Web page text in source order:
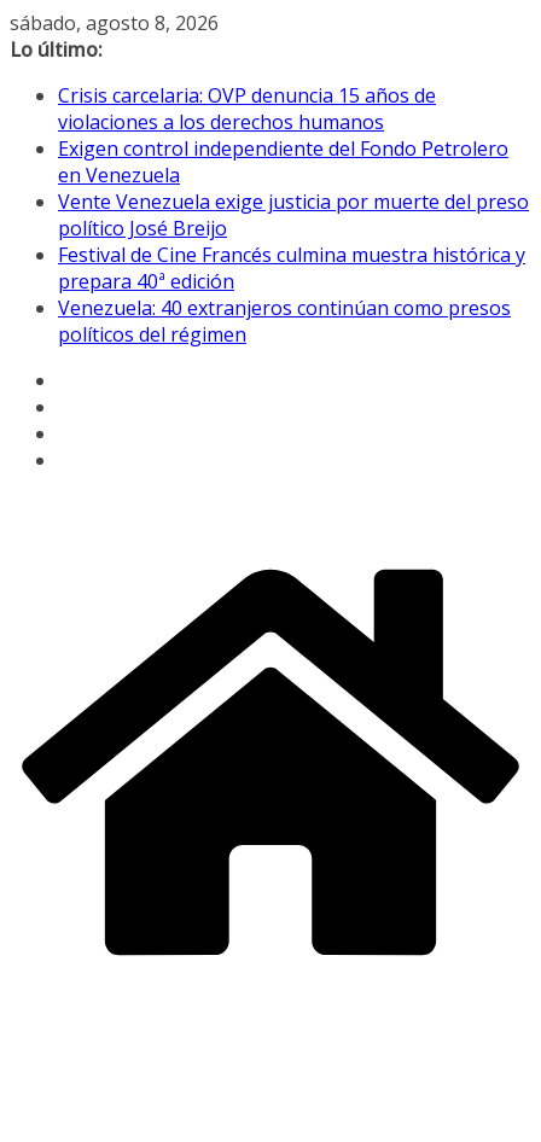
Saltar
al
sábado, agosto 8, 2026
Lo último:
Crisis carcelaria: OVP denuncia 15 años de
violaciones a los derechos humanos
Exigen control independiente del Fondo Petrolero
en Venezuela
Vente Venezuela exige justicia por muerte del preso
político José Breijo
Festival de Cine Francés culmina muestra histórica y
prepara 40ª edición
Venezuela: 40 extranjeros continúan como presos
políticos del régimen